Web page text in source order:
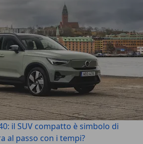
il SUV compatto è simbolo di
al passo con i tempi?